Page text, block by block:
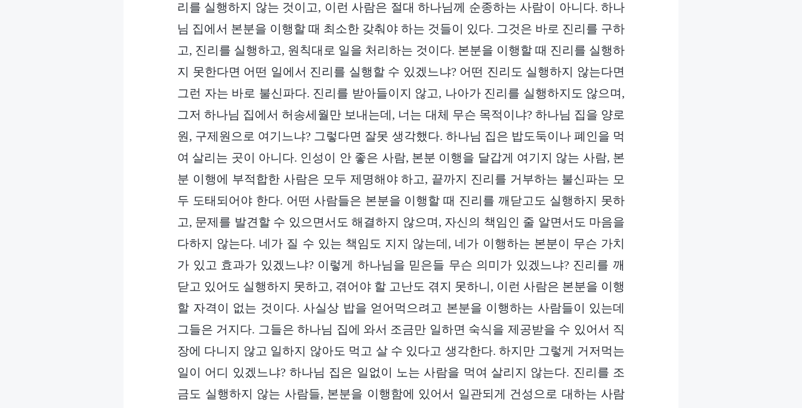
리를 실행하지 않는 것이고, 이런 사람은 절대 하나님께 순종하는 사람이 아니다. 하나
님 집에서 본분을 이행할 때 최소한 갖춰야 하는 것들이 있다. 그것은 바로 진리를 구하
고, 진리를 실행하고, 원칙대로 일을 처리하는 것이다. 본분을 이행할 때 진리를 실행하
지 못한다면 어떤 일에서 진리를 실행할 수 있겠느냐? 어떤 진리도 실행하지 않는다면
그런 자는 바로 불신파다. 진리를 받아들이지 않고, 나아가 진리를 실행하지도 않으며,
그저 하나님 집에서 허송세월만 보내는데, 너는 대체 무슨 목적이냐? 하나님 집을 양로
원, 구제원으로 여기느냐? 그렇다면 잘못 생각했다. 하나님 집은 밥도둑이나 폐인을 먹
여 살리는 곳이 아니다. 인성이 안 좋은 사람, 본분 이행을 달갑게 여기지 않는 사람, 본
분 이행에 부적합한 사람은 모두 제명해야 하고, 끝까지 진리를 거부하는 불신파는 모
두 도태되어야 한다. 어떤 사람들은 본분을 이행할 때 진리를 깨닫고도 실행하지 못하
고, 문제를 발견할 수 있으면서도 해결하지 않으며, 자신의 책임인 줄 알면서도 마음을
다하지 않는다. 네가 질 수 있는 책임도 지지 않는데, 네가 이행하는 본분이 무슨 가치
가 있고 효과가 있겠느냐? 이렇게 하나님을 믿은들 무슨 의미가 있겠느냐? 진리를 깨
닫고 있어도 실행하지 못하고, 겪어야 할 고난도 겪지 못하니, 이런 사람은 본분을 이행
할 자격이 없는 것이다. 사실상 밥을 얻어먹으려고 본분을 이행하는 사람들이 있는데
그들은 거지다. 그들은 하나님 집에 와서 조금만 일하면 숙식을 제공받을 수 있어서 직
장에 다니지 않고 일하지 않아도 먹고 살 수 있다고 생각한다. 하지만 그렇게 거저먹는
일이 어디 있겠느냐? 하나님 집은 일없이 노는 사람을 먹여 살리지 않는다. 진리를 조
금도 실행하지 않는 사람들, 본분을 이행함에 있어서 일관되게 건성으로 대하는 사람